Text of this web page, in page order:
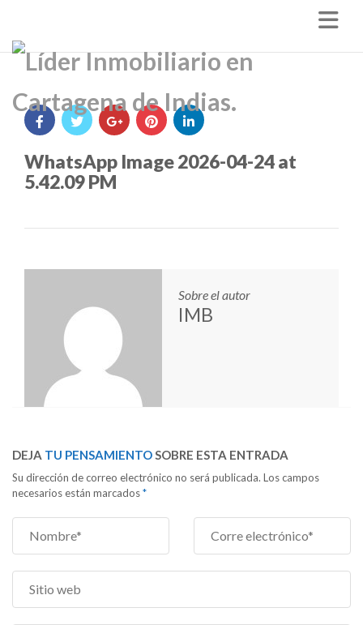
WhatsApp Image 2026-04-24 at
5.42.09 PM
Sobre el autor
IMB
DEJA TU PENSAMIENTOSOBRE ESTA ENTRADA
Su dirección de correo electrónico no será publicada. Los campos
necesarios están marcados*